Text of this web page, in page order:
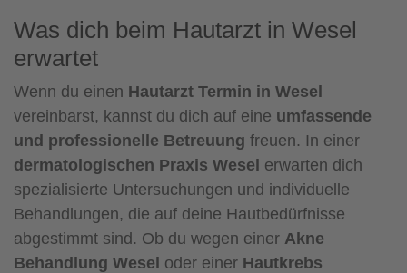
Was dich beim Hautarzt in Wesel
erwartet
Wenn du einen Hautarzt Termin in Wesel
vereinbarst, kannst du dich auf eine umfassende
und professionelle Betreuung freuen. In einer
dermatologischen Praxis Wesel erwarten dich
spezialisierte Untersuchungen und individuelle
Behandlungen, die auf deine Hautbedürfnisse
abgestimmt sind. Ob du wegen einer Akne
Behandlung Wesel oder einer Hautkrebs